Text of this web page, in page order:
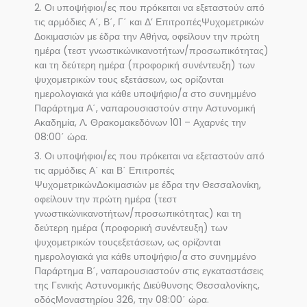
2. Οι υποψήφιοι/ες που πρόκειται να εξεταστούν από
τις αρμόδιες Α΄, Β΄, Γ΄ και Δ’ ΕπιτροπέςΨυχομετρικών
Δοκιμασιών με έδρα την Αθήνα, οφείλουν την πρώτη
ημέρα (τεστ γνωστικώνικανοτήτων/προσωπικότητας)
και τη δεύτερη ημέρα (προφορική συνέντευξη) των
ψυχομετρικών τους εξετάσεων, ως ορίζονται
ημερολογιακά για κάθε υποψήφιο/α στο συνημμένο
Παράρτημα Α΄, ναπαρουσιαστούν στην Αστυνομική
Ακαδημία, Λ. Θρακομακεδόνων 101 – Αχαρνές την
08:00΄ ώρα.
3. Οι υποψήφιοι/ες που πρόκειται να εξεταστούν από
τις αρμόδιες Α΄ και Β΄ Επιτροπές
ΨυχομετρικώνΔοκιμασιών με έδρα την Θεσσαλονίκη,
οφείλουν την πρώτη ημέρα (τεστ
γνωστικώνικανοτήτων/προσωπικότητας) και τη
δεύτερη ημέρα (προφορική συνέντευξη) των
ψυχομετρικών τουςεξετάσεων, ως ορίζονται
ημερολογιακά για κάθε υποψήφιο/α στο συνημμένο
Παράρτημα Β΄, ναπαρουσιαστούν στις εγκαταστάσεις
της Γενικής Αστυνομικής Διεύθυνσης Θεσσαλονίκης,
οδόςΜοναστηρίου 326, την 08:00΄ ώρα.